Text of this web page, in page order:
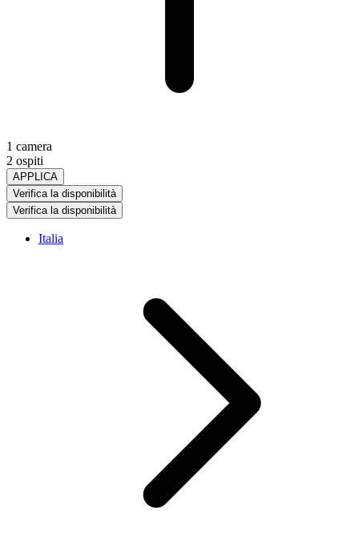
1 camera
2 ospiti
APPLICA
Verifica la disponibilità
Verifica la disponibilità
Italia